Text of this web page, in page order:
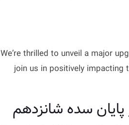
We’re thrilled to unveil a major
join us in positively impacting
سده شانزدهم